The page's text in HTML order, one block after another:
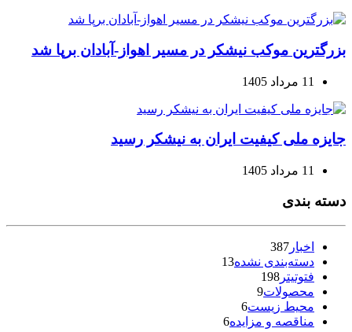
بزرگترین موکب نیشکر در مسیر اهواز-آبادان برپا شد
11 مرداد 1405
جایزه ملی کیفیت ایران به نیشکر رسید
11 مرداد 1405
دسته بندی
اخبار 387
دسته‌بندی نشده13
فتوتیتر 198
محصولات9
محیط زیست6
مناقصه و مزایده6